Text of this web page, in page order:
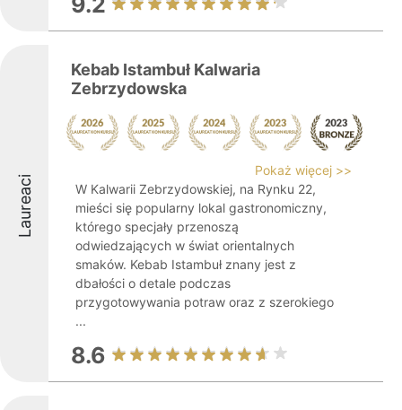
Laureaci
Kebab Istambuł Kalwaria
Zebrzydowska
Pokaż więcej >>
W Kalwarii Zebrzydowskiej, na Rynku 22,
mieści się popularny lokal gastronomiczny,
którego specjały przenoszą
odwiedzających w świat orientalnych
smaków. Kebab Istambuł znany jest z
dbałości o detale podczas
przygotowywania potraw oraz z szerokiego
...
8.6